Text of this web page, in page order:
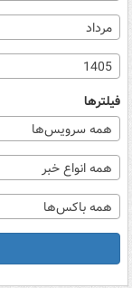
مرداد
1405
فیلترها
همه سرویس‌ها
همه انواع خبر
همه باکس‌ها